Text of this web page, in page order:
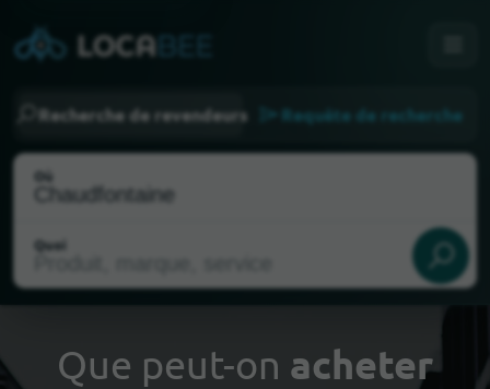
Recherche de revendeurs Requête de recherche
Où
Quoi
Que peut-on acheter